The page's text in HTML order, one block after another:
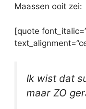
Maassen ooit zei:
[quote
Ik wist dat
maar ZO